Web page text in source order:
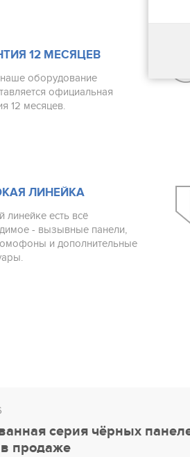
12 МЕСЯЦЕВ
оборудование
официальная
12 месяцев.
ЛИНЕЙКА
линейке есть всё
- вызывные панели,
и дополнительные
серия чёрных
продаже